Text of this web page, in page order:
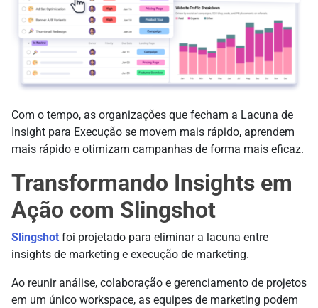
Com o tempo, as organizações que fecham a Lacuna de
Insight para Execução se movem mais rápido, aprendem
mais rápido e otimizam campanhas de forma mais eficaz.
Transformando Insights em
Ação com Slingshot
Slingshot foi projetado para eliminar a lacuna entre
insights de marketing e execução de marketing.
Ao reunir análise, colaboração e gerenciamento de projetos
em um único workspace, as equipes de marketing podem